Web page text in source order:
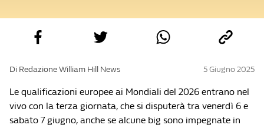
Di Redazione William Hill News 5 Giugno 2025
Le qualificazioni europee ai Mondiali del 2026 entrano nel
vivo con la terza giornata, che si disputerà tra venerdì 6 e
sabato 7 giugno, anche se alcune big sono impegnate in